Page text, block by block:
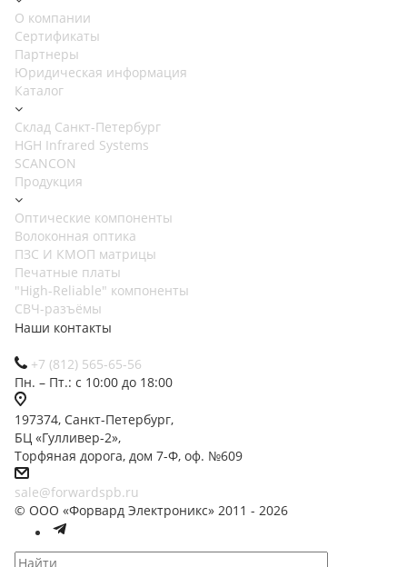
О компании
Сертификаты
Партнеры
Юридическая информация
Каталог
Cклад Санкт-Петербург
HGH Infrared Systems
SCANCON
Продукция
Оптические компоненты
Волоконная оптика
ПЗС И КМОП матрицы
Печатные платы
"High-Reliable" компоненты
СВЧ-разъёмы
Наши контакты
+7 (812) 565-65-56
Пн. – Пт.: с 10:00 до 18:00
197374, Санкт-Петербург,
БЦ «Гулливер-2»,
Торфяная дорога, дом 7-Ф, оф. №609
sale@forwardspb.ru
© ООО «Форвард Электроникс» 2011 - 2026